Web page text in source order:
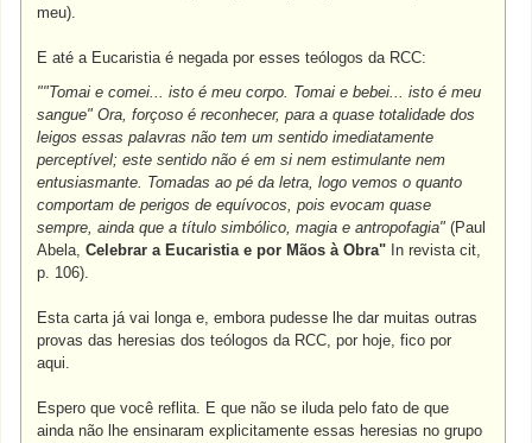
meu).
E até a Eucaristia é negada por esses teólogos da RCC:
""Tomai e comei... isto é meu corpo. Tomai e bebei... isto é meu
sangue" Ora, forçoso é reconhecer, para a quase totalidade dos
leigos essas palavras não tem um sentido imediatamente
perceptível; este sentido não é em si nem estimulante nem
entusiasmante. Tomadas ao pé da letra, logo vemos o quanto
comportam de perigos de equívocos, pois evocam quase
sempre, ainda que a título simbólico, magia e antropofagia" (Paul
Abela,Celebrar a Eucaristia e por Mãos à Obra" In revista cit,
p. 106).
Esta carta já vai longa e, embora pudesse lhe dar muitas outras
provas das heresias dos teólogos da RCC, por hoje, fico por
aqui.
Espero que você reflita. E que não se iluda pelo fato de que
ainda não lhe ensinaram explicitamente essas heresias no grupo